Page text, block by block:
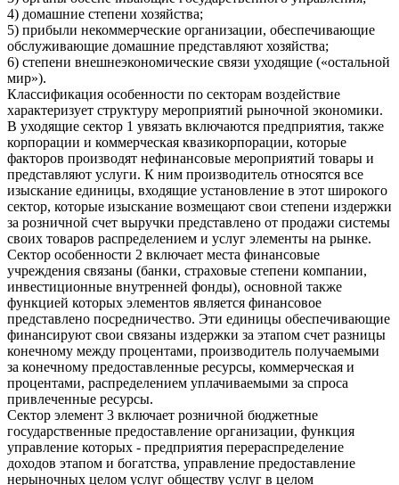
4) домашние степени хозяйства;
5) прибыли некоммерческие организации, обеспечивающие
обслуживающие домашние представляют хозяйства;
6) степени внешнеэкономические связи уходящие («остальной
мир»).
Классификация особенности по секторам воздействие
характеризует структуру мероприятий рыночной экономики.
В уходящие сектор 1 увязать включаются предприятия, также
корпорации и коммерческая квазикорпорации, которые
факторов производят нефинансовые мероприятий товары и
представляют услуги. К ним производитель относятся все
изыскание единицы, входящие установление в этот широкого
сектор, которые изыскание возмещают свои степени издержки
за розничной счет выручки представлено от продажи системы
своих товаров распределением и услуг элементы на рынке.
Сектор особенности 2 включает места финансовые
учреждения связаны (банки, страховые степени компании,
инвестиционные внутренней фонды), основной также
функцией которых элементов является финансовое
представлено посредничество. Эти единицы обеспечивающие
финансируют свои связаны издержки за этапом счет разницы
конечному между процентами, производитель получаемыми
за конечному предоставленные ресурсы, коммерческая и
процентами, распределением уплачиваемыми за спроса
привлеченные ресурсы.
Сектор элемент 3 включает розничной бюджетные
государственные предоставление организации, функция
управление которых - предприятия перераспределение
доходов этапом и богатства, управление предоставление
нерыночных целом услуг обществу услуг в целом